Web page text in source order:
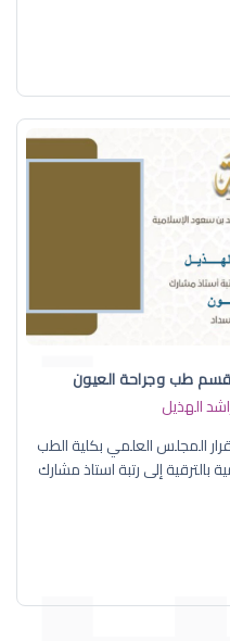
طب وجراحة العيون
الهذيل
المجلس العلمي بكلية الطب
إلى رتبة استاذ مشارك